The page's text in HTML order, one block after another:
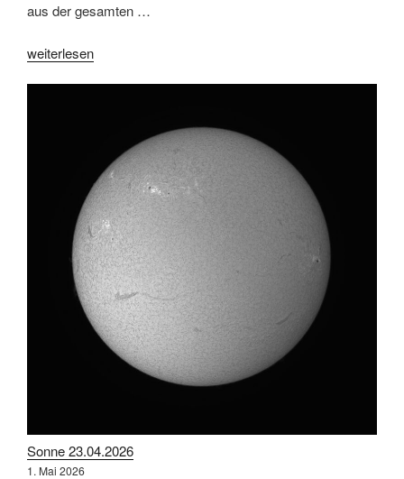
aus der gesamten …
„Sonnenfinsternis
weiterlesen
Sonne 23.04.2026
1. Mai 2026